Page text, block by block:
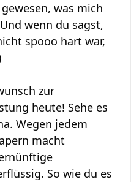
was mich
wenn du sagst,
spooo hart war,
zur
heute! Sehe es
Wegen jedem
macht
So wie du es